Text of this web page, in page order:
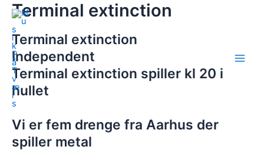
indholdet
Terminal extinction
Terminal extinction
Independent
Terminal extinction spiller kl 20 i
hullet
Vi er fem drenge fra Aarhus der
spiller metal